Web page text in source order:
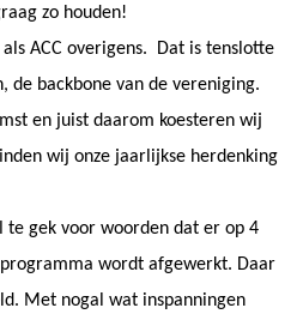
zo houden!
ACC overigens. Dat is tenslotte
de backbone van de vereniging.
en juist daarom koesteren wij
wij onze jaarlijkse herdenking
te gek voor woorden dat er op 4
wordt afgewerkt. Daar
Met nogal wat inspanningen